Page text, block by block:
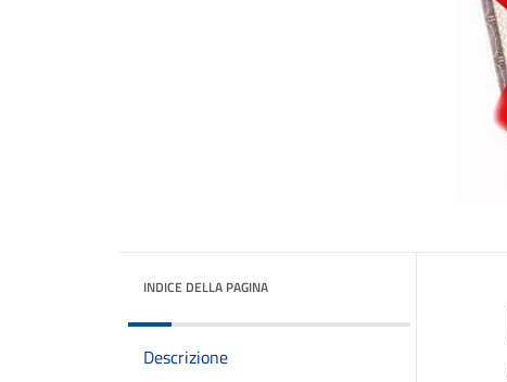
INDICE DELLA PAGINA
Descrizione